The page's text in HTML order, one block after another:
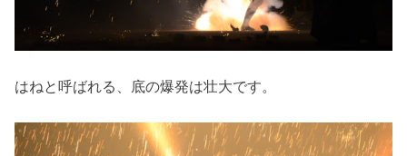
はねと呼ばれる、底の爆発は壮大です。